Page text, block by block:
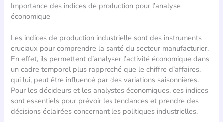
Importance des indices de production pour l’analyse
économique
Les indices de production industrielle sont des instruments
cruciaux pour comprendre la santé du secteur manufacturier.
En effet, ils permettent d’analyser l’activité économique dans
un cadre temporel plus rapproché que le chiffre d’affaires,
qui lui, peut être influencé par des variations saisonnières.
Pour les décideurs et les analystes économiques, ces indices
sont essentiels pour prévoir les tendances et prendre des
décisions éclairées concernant les politiques industrielles.